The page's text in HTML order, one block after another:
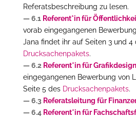
Referatsbeschreibung zu lesen.
— 6.1 Referent*in für
vorab eingegangenen
Jana findet ihr auf Seiten 3 und 4
Drucksachenpakets.
— 6.2 Referent*in für Grafikdesign
eingegangenen Bewerbung von
Seite 5 des Drucksachenpakets.
— 6.3 Referatsleitung für
— 6.4 Referent*in für